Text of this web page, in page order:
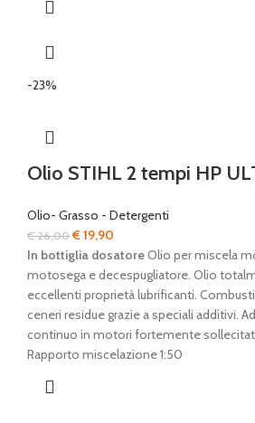
-23%
Olio STIHL 2 tempi HP
Olio- Grasso - Detergenti
€26,00Il
prezzo
originale
era:
€ 26,00.
€19,90
prezzo
attuale
è:
€ 19,90.
In bottiglia dosatoreOlio per miscela
motosega e decespugliatore. Olio
eccellenti proprietà lubrificanti.
ceneri residue grazie a speciali additivi.
continuo in motori fortemente sollecitati.
Rapporto miscelazione 1:50